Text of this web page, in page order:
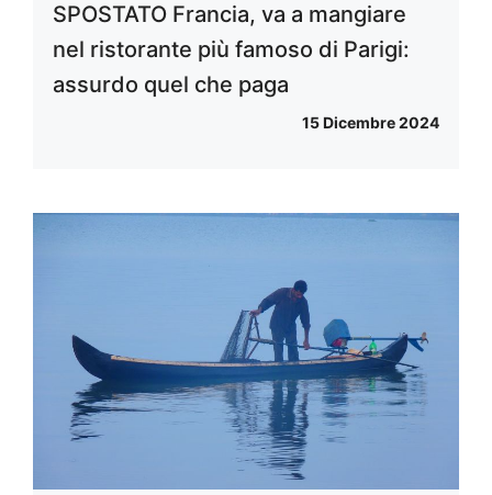
SPOSTATO Francia, va a mangiare
nel ristorante più famoso di Parigi:
assurdo quel che paga
15 Dicembre 2024